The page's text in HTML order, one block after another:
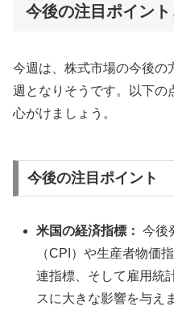
今後の注目ポイン
今週は、株式市場の今後の
週となりそうです。以下の
心がけましょう。
今後の注目ポイント
米国の経済指標： 今後
（CPI）や生産者物価
連指標、そして雇用統
スに大きな影響を与え